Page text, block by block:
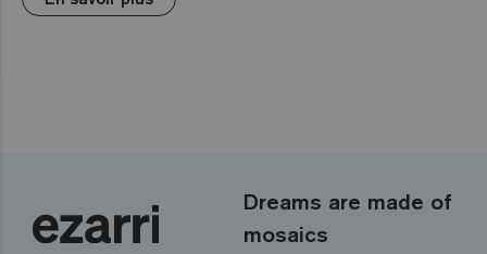
Dreams are made of
mosaics